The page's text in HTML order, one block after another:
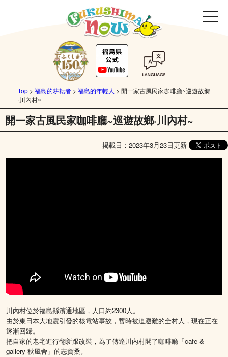
Top > 福島的耕耘者 > 福島的年輕人 > 開一家古風民家咖啡廳~巡遊故鄉
·川內村~
開一家古風民家咖啡廳~巡遊故鄉·川內村~
掲載日：2023年3月23日更新
川內村位於福島縣濱通地區，人口約2300人。
由於東日本大地震引發的核電站事故，暫時被迫避難的全村人，現在正在
逐漸回歸。
把自家的老宅進行翻新跟改裝，為了傳達川內村開了咖啡廳「cafe &
gallery 秋風舍」的志賀桑。